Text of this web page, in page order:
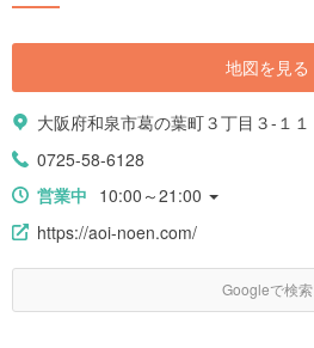
地図を見る
大阪府和泉市葛の葉町３丁目３-１１
0725-58-6128
営業中 10:00～21:00
https://aoi-noen.com/
Googleで検索